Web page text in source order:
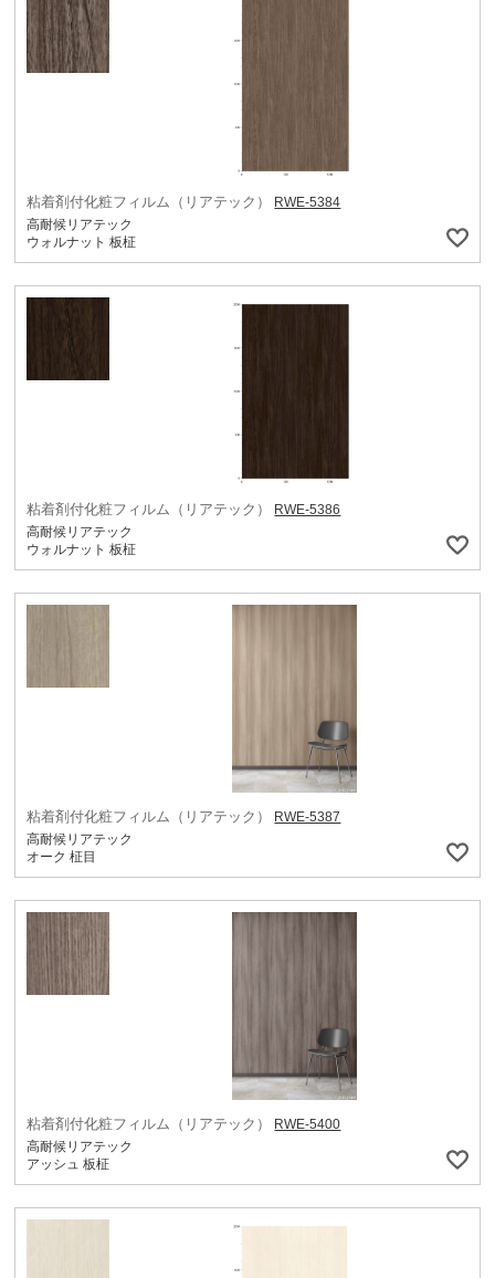
粘着剤付化粧フィルム（リアテック）
RWE-5384
高耐候リアテック
ウォルナット 板柾
粘着剤付化粧フィルム（リアテック）
RWE-5386
高耐候リアテック
ウォルナット 板柾
粘着剤付化粧フィルム（リアテック）
RWE-5387
高耐候リアテック
オーク 柾目
粘着剤付化粧フィルム（リアテック）
RWE-5400
高耐候リアテック
アッシュ 板柾